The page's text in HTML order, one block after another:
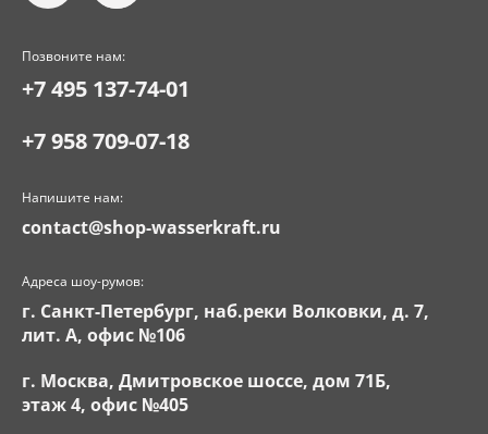
Позвоните нам:
+7 495 137-74-01
+7 958 709-07-18
Напишите нам:
contact@shop-wasserkraft.ru
Адреса шоу-румов:
г. Санкт-Петербург, наб.реки Волковки, д. 7,
лит. А, офис №106
г. Москва, Дмитровское шоссе, дом 71Б,
этаж 4, офис №405